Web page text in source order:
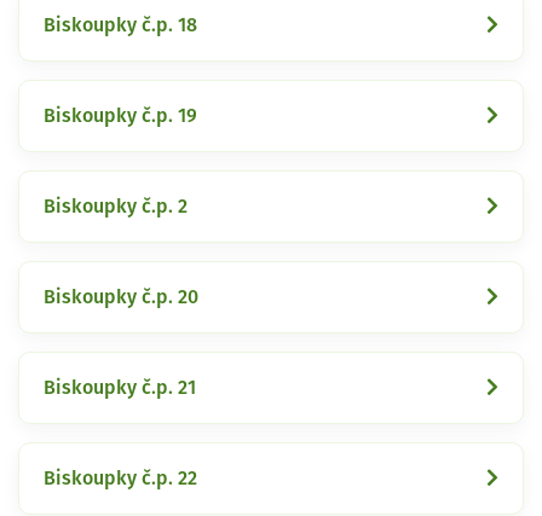
Biskoupky č.p. 18
Biskoupky č.p. 19
Biskoupky č.p. 2
Biskoupky č.p. 20
Biskoupky č.p. 21
Biskoupky č.p. 22